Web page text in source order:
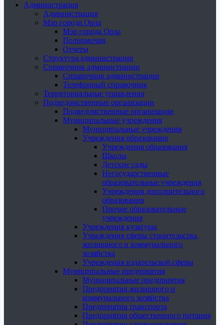
Администрация
Администрация
Мэр города Орла
Мэр города Орла
Полномочия
Отчеты
Структура администрации
Справочник администрации
Справочник администрации
Телефонный справочник
Территориальные управления
Подведомственные организации
Подведомственные организации
Муниципальные учреждения
Муниципальные учреждения
Учреждения образования
Учреждения образования
Школы
Детские сады
Негосударственные
образовательные учреждения
Учреждения дополнительного
образования
Прочие образовательные
учреждения
Учреждения культуры
Учреждения сферы строительства,
жилищного и коммунального
хозяйства
Учреждения издательской сферы
Муниципальные предприятия
Муниципальные предприятия
Предприятия жилищного и
коммунального хозяйства
Предприятия транспорта
Предприятия общественного питания